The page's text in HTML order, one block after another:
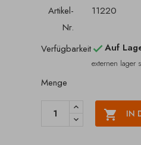
Artikel-
Nr.
11220
Verfügbarkeit Auf
externen lager
Menge
 IN